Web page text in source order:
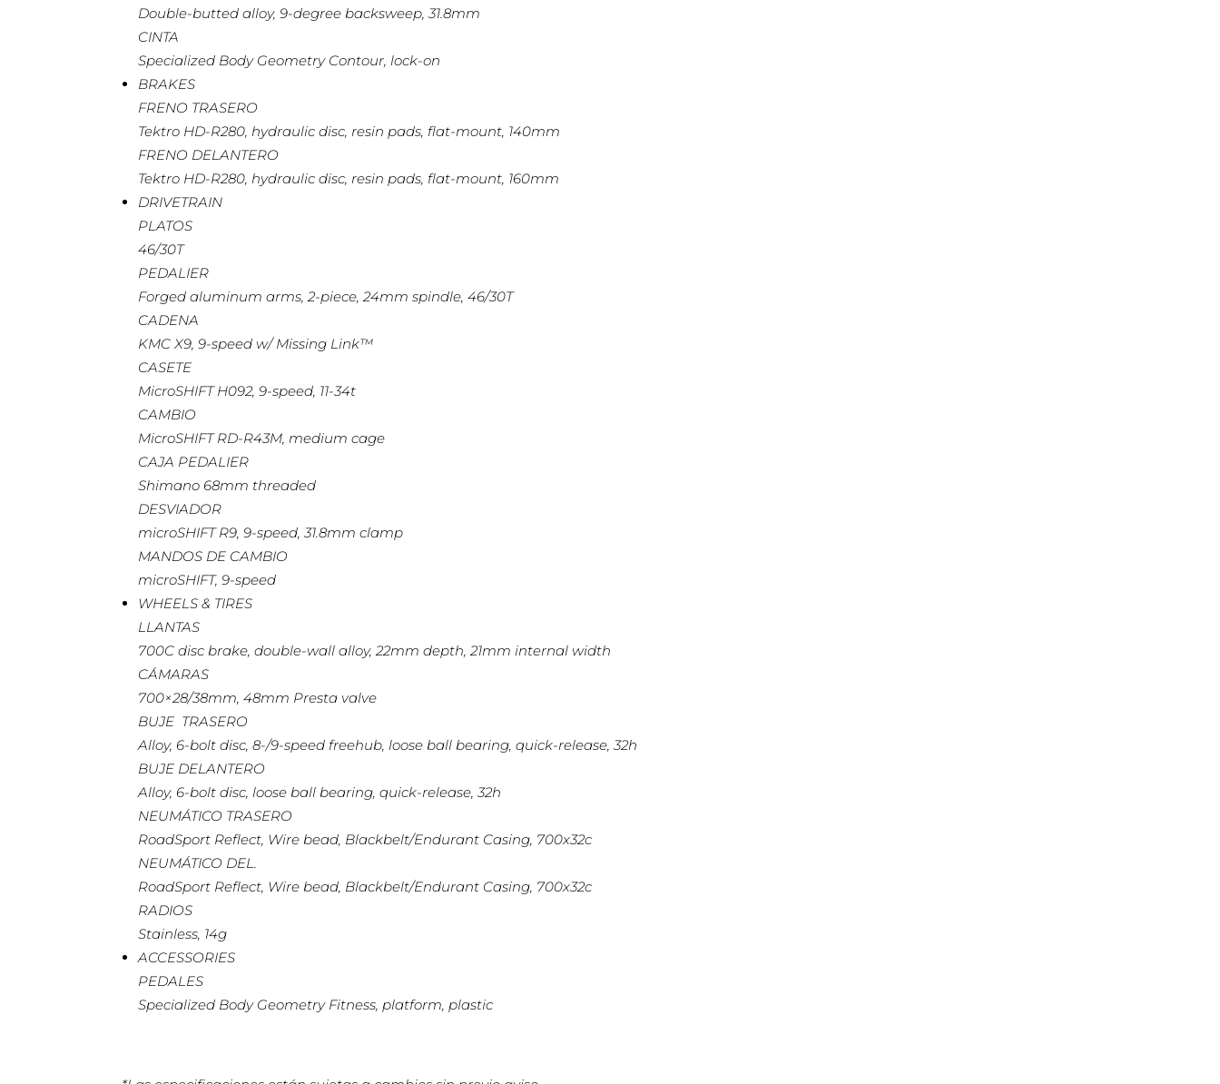
Double-butted alloy, 9-degree backsweep, 31.8mm
CINTA
Specialized Body Geometry Contour, lock-on
BRAKES
FRENO TRASERO
Tektro HD-R280, hydraulic disc, resin pads, flat-mount, 140mm
FRENO DELANTERO
Tektro HD-R280, hydraulic disc, resin pads, flat-mount, 160mm
DRIVETRAIN
PLATOS
46/30T
PEDALIER
Forged aluminum arms, 2-piece, 24mm spindle, 46/30T
CADENA
KMC X9, 9-speed w/ Missing Link™
CASETE
MicroSHIFT H092, 9-speed, 11-34t
CAMBIO
MicroSHIFT RD-R43M, medium cage
CAJA PEDALIER
Shimano 68mm threaded
DESVIADOR
microSHIFT R9, 9-speed, 31.8mm clamp
MANDOS DE CAMBIO
microSHIFT, 9-speed
WHEELS & TIRES
LLANTAS
700C disc brake, double-wall alloy, 22mm depth, 21mm internal width
CÁMARAS
700×28/38mm, 48mm Presta valve
BUJE TRASERO
Alloy, 6-bolt disc, 8-/9-speed freehub, loose ball bearing, quick-release, 32h
BUJE DELANTERO
Alloy, 6-bolt disc, loose ball bearing, quick-release, 32h
NEUMÁTICO TRASERO
RoadSport Reflect, Wire bead, Blackbelt/Endurant Casing, 700x32c
NEUMÁTICO DEL.
RoadSport Reflect, Wire bead, Blackbelt/Endurant Casing, 700x32c
RADIOS
Stainless, 14g
ACCESSORIES
PEDALES
Specialized Body Geometry Fitness, platform, plastic